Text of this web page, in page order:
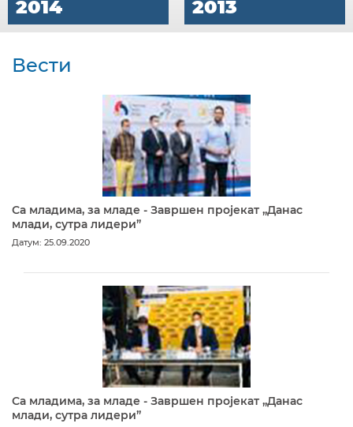
2014 2013
Вести
Са младима, за младе - Завршен пројекат „Данас
млади, сутра лидери”
Датум: 25.09.2020
Са младима, за младе - Завршен пројекат „Данас
млади, сутра лидери”